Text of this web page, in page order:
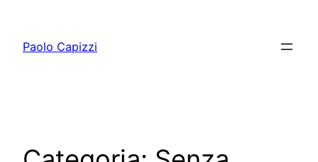
contenuto
Paolo Capizzi